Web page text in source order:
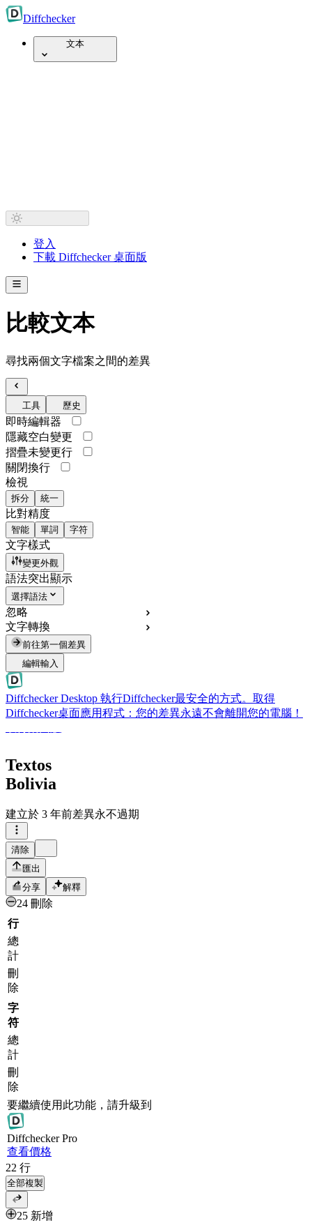
Diffchecker
文本
登入
下載 Diffchecker 桌面版
比較文本
尋找兩個文字檔案之間的差異
工具 歷史
即時編輯器
隱藏空白變更
摺疊未變更行
關閉換行
檢視
拆分 統一
比對精度
智能 單詞 字符
文字樣式
變更外觀
語法突出顯示
選擇語法
忽略
文字轉換
前往第一個差異
編輯輸入
Diffchecker Desktop 執行Diffchecker最安全的方式。取得
Diffchecker桌面應用程式：您的差異永遠不會離開您的電腦！
Textos
Bolivia
建立於 3 年前差異永不過期
清除
匯出
分享
解釋
24 刪除
行
總
計
刪
除
字
符
總
計
刪
除
要繼續使用此功能，請升級到
DiffcheckerPro
查看價格
22 行
全部複製
25 新增